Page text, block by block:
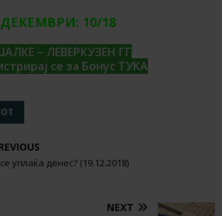
10/18
– ЛЕВЕРКУЗЕН ГГ
се за Бонус ТУКА
уплаќа денес? (19.12.2018)
NEXT